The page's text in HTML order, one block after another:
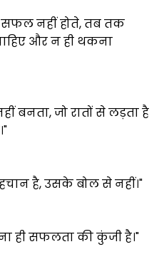
नहीं होते, तब तक
और न ही थकना
बनता, जो रातों से लड़ता है
है, उसके बोल से नहीं।"
ही सफलता की कुंजी है।"